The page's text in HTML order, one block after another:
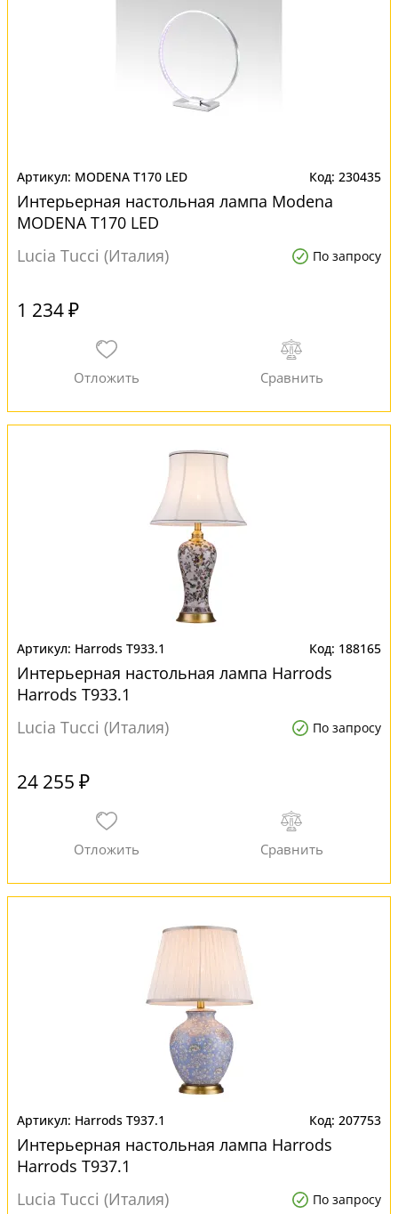
MODENA T170 LED 230435
Интерьерная настольная лампа Modena
MODENA T170 LED
Lucia Tucci (Италия)
По запросу
1 234 ₽
Harrods T933.1 188165
Интерьерная настольная лампа Harrods
Harrods T933.1
Lucia Tucci (Италия)
По запросу
24 255 ₽
Harrods T937.1 207753
Интерьерная настольная лампа Harrods
Harrods T937.1
Lucia Tucci (Италия)
По запросу